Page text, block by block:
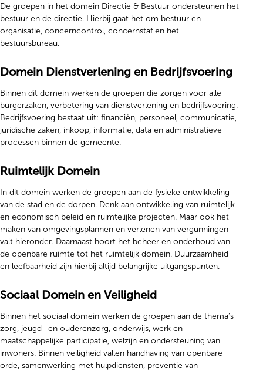
De groepen in het domein Directie & Bestuur ondersteunen het
bestuur en de directie. Hierbij gaat het om bestuur en
organisatie, concerncontrol, concernstaf en het
bestuursbureau.
Domein Dienstverlening en Bedrijfsvoering
Binnen dit domein werken de groepen die zorgen voor alle
burgerzaken, verbetering van dienstverlening en bedrijfsvoering.
Bedrijfsvoering bestaat uit: financiën, personeel, communicatie,
juridische zaken, inkoop, informatie, data en administratieve
processen binnen de gemeente.
Ruimtelijk Domein
In dit domein werken de groepen aan de fysieke ontwikkeling
van de stad en de dorpen. Denk aan ontwikkeling van ruimtelijk
en economisch beleid en ruimtelijke projecten. Maar ook het
maken van omgevingsplannen en verlenen van vergunningen
valt hieronder. Daarnaast hoort het beheer en onderhoud van
de openbare ruimte tot het ruimtelijk domein. Duurzaamheid
en leefbaarheid zijn hierbij altijd belangrijke uitgangspunten.
Sociaal Domein en Veiligheid
Binnen het sociaal domein werken de groepen aan de thema’s
zorg, jeugd- en ouderenzorg, onderwijs, werk en
maatschappelijke participatie, welzijn en ondersteuning van
inwoners. Binnen veiligheid vallen handhaving van openbare
orde, samenwerking met hulpdiensten, preventie van